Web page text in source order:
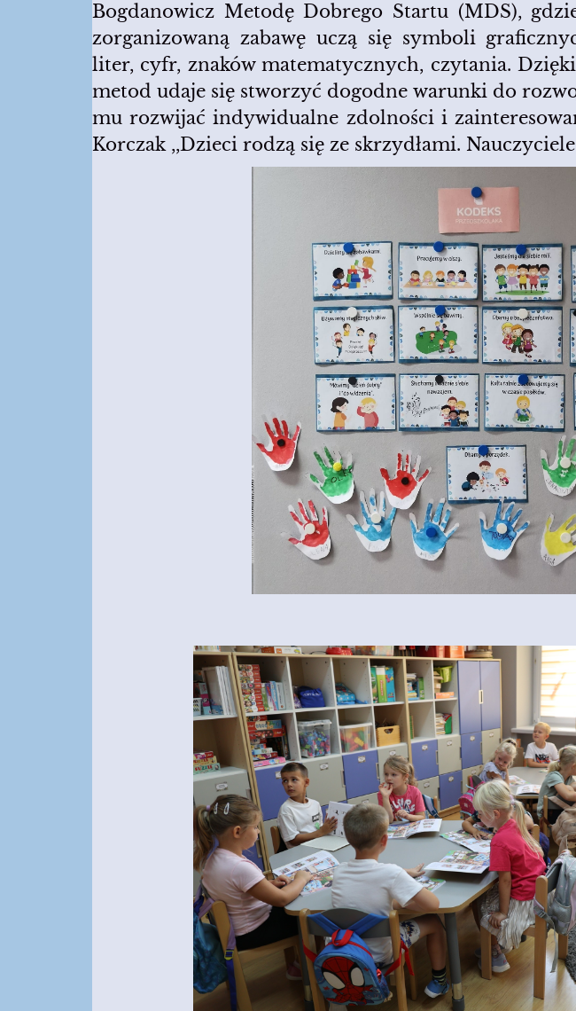
Bogdanowicz Metodę Dobrego Startu (MDS),
zorganizowaną zabawę uczą się symboli
liter, cyfr, znaków matematycznych, czytania.
metod udaje się stworzyć dogodne warunki do
mu rozwijać indywidualne zdolności i
Korczak ,,Dzieci rodzą się ze skrzydłami.